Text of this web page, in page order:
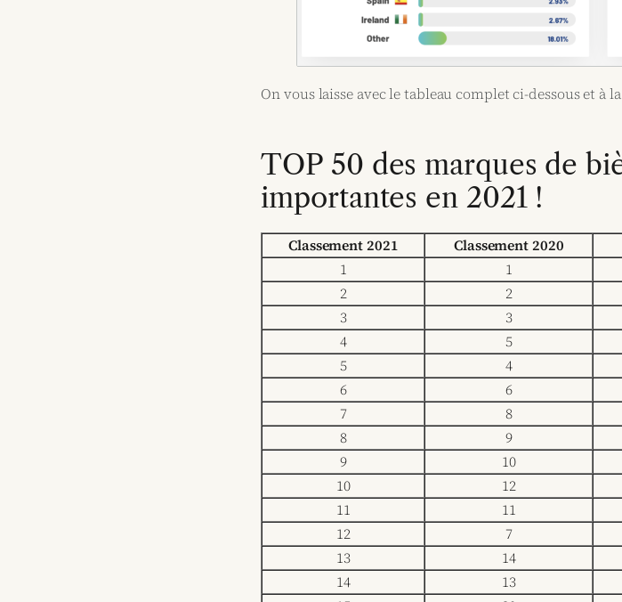
On vous laisse avec le tableau complet ci-dessous et à
TOP 50 des marques de
importantes en 2021 !
Classement 2021 Classement 2020
1
1
2
2
3
3
4
5
5
4
6
6
7
8
8
9
9
10
10
12
11
11
12
7
13
14
14
13